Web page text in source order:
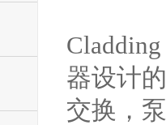
器设计
交换，